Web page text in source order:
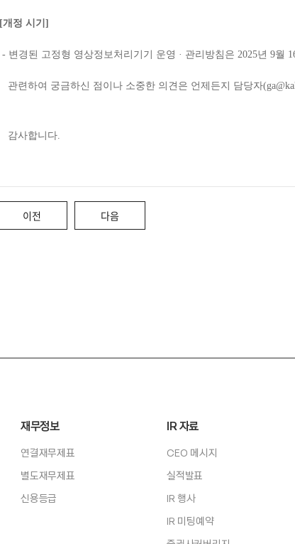
[개정 시기]
- 변경된 고정형 영상정보처리기기 운영 · 관리방침은 2025년 9월
관련하여 궁금하신 점이나 소중한 의견은 언제든지 담당자
감사합니다.
이전 다음
재무정보
연결재무제표
별도재무제표
신용등급
IR 자료
CEO 메시지
실적발표
IR 행사
IR 미팅예약